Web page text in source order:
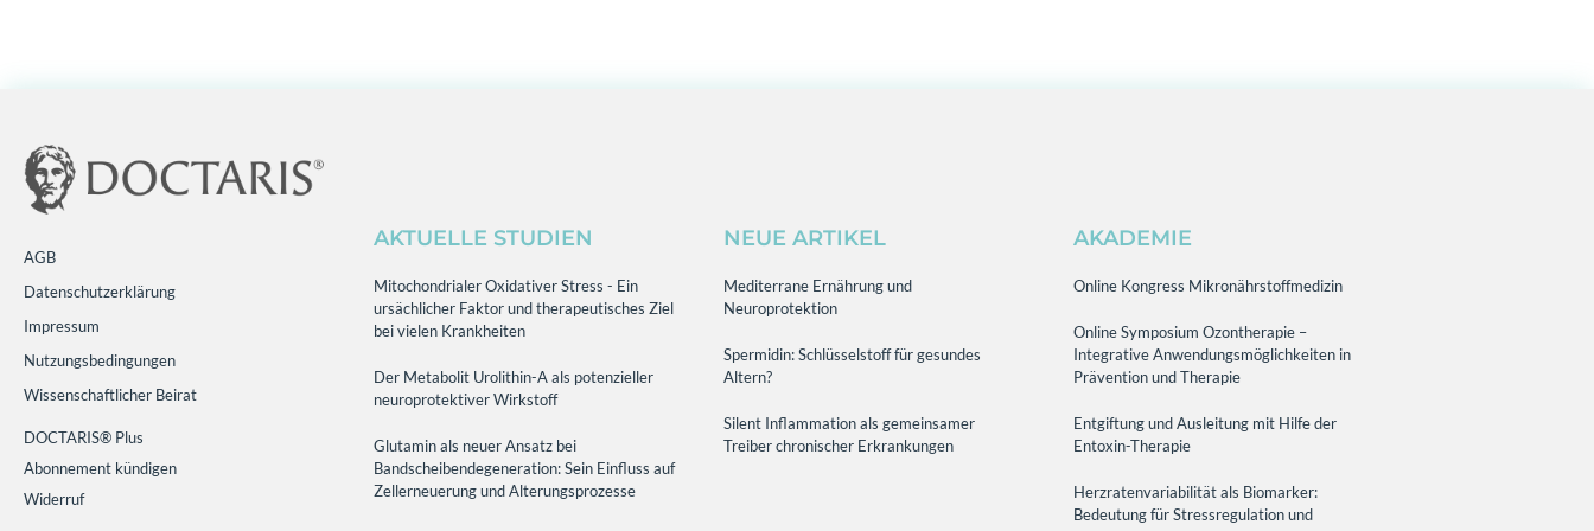
AGB
Datenschutzerklärung
Impressum
Nutzungsbedingungen
Wissenschaftlicher Beirat
DOCTARIS® Plus
Abonnement kündigen
Widerruf
AKTUELLE STUDIEN
Mitochondrialer Oxidativer Stress - Ein
ursächlicher Faktor und therapeutisches Ziel
bei vielen Krankheiten
Der Metabolit Urolithin-A als potenzieller
neuroprotektiver Wirkstoff
Glutamin als neuer Ansatz bei
Bandscheibendegeneration: Sein Einfluss auf
Zellerneuerung und Alterungsprozesse
NEUE ARTIKEL
Mediterrane Ernährung und
Neuroprotektion
Spermidin: Schlüsselstoff für gesundes
Altern?
Silent Inflammation als gemeinsamer
Treiber chronischer Erkrankungen
AKADEMIE
Online Kongress Mikronährstoffmedizin
Online Symposium Ozontherapie –
Integrative Anwendungsmöglichkeiten in
Prävention und Therapie
Entgiftung und Ausleitung mit Hilfe der
Entoxin-Therapie
Herzratenvariabilität als Biomarker:
Bedeutung für Stressregulation und